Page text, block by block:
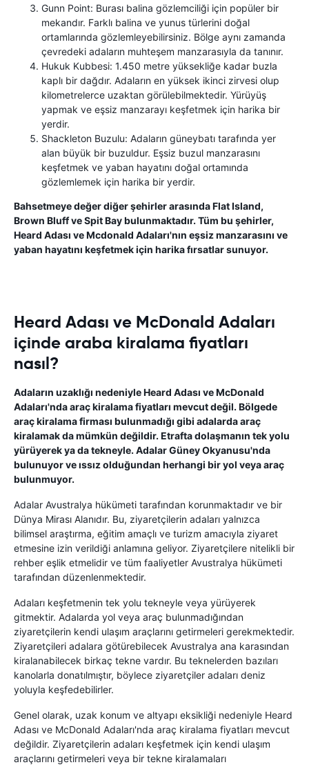
Gunn Point: Burası balina gözlemciliği için popüler bir
mekandır. Farklı balina ve yunus türlerini doğal
ortamlarında gözlemleyebilirsiniz. Bölge aynı zamanda
çevredeki adaların muhteşem manzarasıyla da tanınır.
Hukuk Kubbesi: 1.450 metre yüksekliğe kadar buzla
kaplı bir dağdır. Adaların en yüksek ikinci zirvesi olup
kilometrelerce uzaktan görülebilmektedir. Yürüyüş
yapmak ve eşsiz manzarayı keşfetmek için harika bir
yerdir.
Shackleton Buzulu: Adaların güneybatı tarafında yer
alan büyük bir buzuldur. Eşsiz buzul manzarasını
keşfetmek ve yaban hayatını doğal ortamında
gözlemlemek için harika bir yerdir.
Bahsetmeye değer diğer şehirler arasında Flat Island,
Brown Bluff ve Spit Bay bulunmaktadır. Tüm bu şehirler,
Heard Adası ve Mcdonald Adaları'nın eşsiz manzarasını ve
yaban hayatını keşfetmek için harika fırsatlar sunuyor.
Heard Adası ve McDonald Adaları
içinde araba kiralama fiyatları
nasıl?
Adaların uzaklığı nedeniyle Heard Adası ve McDonald
Adaları'nda araç kiralama fiyatları mevcut değil. Bölgede
araç kiralama firması bulunmadığı gibi adalarda araç
kiralamak da mümkün değildir. Etrafta dolaşmanın tek yolu
yürüyerek ya da tekneyle. Adalar Güney Okyanusu'nda
bulunuyor ve ıssız olduğundan herhangi bir yol veya araç
bulunmuyor.
Adalar Avustralya hükümeti tarafından korunmaktadır ve bir
Dünya Mirası Alanıdır. Bu, ziyaretçilerin adaları yalnızca
bilimsel araştırma, eğitim amaçlı ve turizm amacıyla ziyaret
etmesine izin verildiği anlamına geliyor. Ziyaretçilere nitelikli bir
rehber eşlik etmelidir ve tüm faaliyetler Avustralya hükümeti
tarafından düzenlenmektedir.
Adaları keşfetmenin tek yolu tekneyle veya yürüyerek
gitmektir. Adalarda yol veya araç bulunmadığından
ziyaretçilerin kendi ulaşım araçlarını getirmeleri gerekmektedir.
Ziyaretçileri adalara götürebilecek Avustralya ana karasından
kiralanabilecek birkaç tekne vardır. Bu teknelerden bazıları
kanolarla donatılmıştır, böylece ziyaretçiler adaları deniz
yoluyla keşfedebilirler.
Genel olarak, uzak konum ve altyapı eksikliği nedeniyle Heard
Adası ve McDonald Adaları'nda araç kiralama fiyatları mevcut
değildir. Ziyaretçilerin adaları keşfetmek için kendi ulaşım
araçlarını getirmeleri veya bir tekne kiralamaları